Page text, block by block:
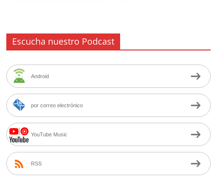
Escucha nuestro Podcast
Android
por correo electrónico
YouTube Music
RSS